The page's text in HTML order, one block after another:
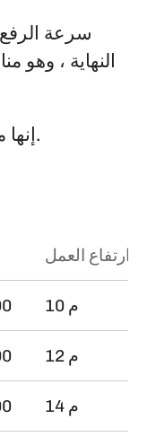
سرعة
النهاية ، وهو
إنها متينة وموثوقة وسهلة الصيانة.
ارتفاع العمل
10 م
12 م
14 م